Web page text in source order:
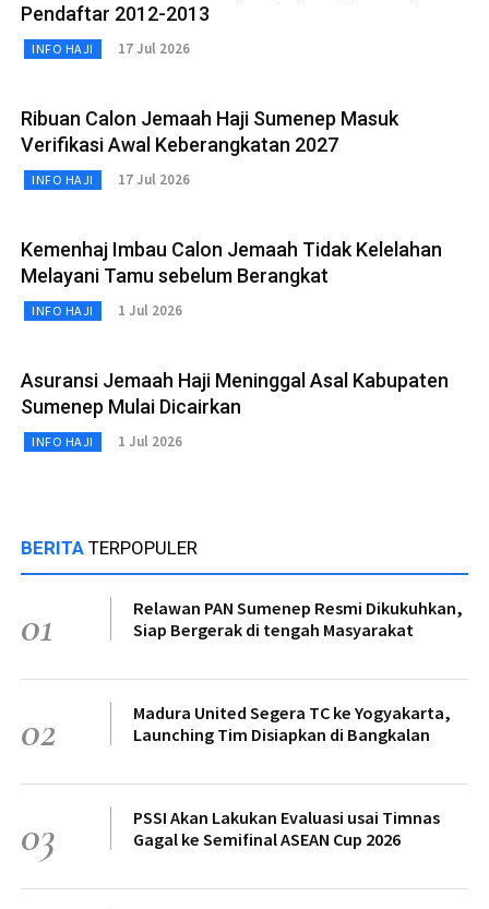
Pendaftar 2012-2013
INFO HAJI 17 Jul 2026
Ribuan Calon Jemaah Haji Sumenep Masuk
Verifikasi Awal Keberangkatan 2027
INFO HAJI 17 Jul 2026
Kemenhaj Imbau Calon Jemaah Tidak Kelelahan
Melayani Tamu sebelum Berangkat
INFO HAJI 1 Jul 2026
Asuransi Jemaah Haji Meninggal Asal Kabupaten
Sumenep Mulai Dicairkan
INFO HAJI 1 Jul 2026
BERITA TERPOPULER
01
Relawan PAN Sumenep Resmi Dikukuhkan,
Siap Bergerak di tengah Masyarakat
02
Madura United Segera TC ke Yogyakarta,
Launching Tim Disiapkan di Bangkalan
03
PSSI Akan Lakukan Evaluasi usai Timnas
Gagal ke Semifinal ASEAN Cup 2026